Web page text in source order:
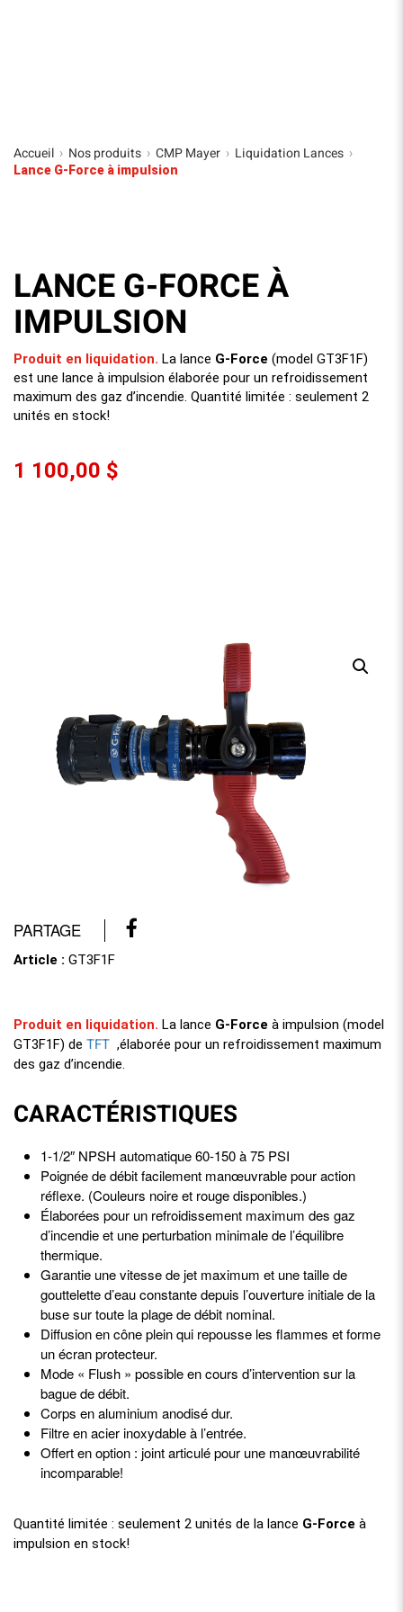
Accueil › Nos produits › CMP Mayer › Liquidation Lances ›
Lance G-Force à impulsion
LANCE G-FORCE À
IMPULSION
Produit en liquidation. La lance G-Force (model GT3F1F)
est une lance à impulsion élaborée pour un refroidissement
maximum des gaz d’incendie. Quantité limitée : seulement 2
unités en stock!
PARTAGE
Article : GT3F1F
Produit en liquidation. La lance G-Force à impulsion (model
GT3F1F) de TFT ,élaborée pour un refroidissement maximum
des gaz d’incendie.
CARACTÉRISTIQUES
1-1/2″ NPSH automatique 60-150 à 75 PSI
Poignée de débit facilement manœuvrable pour action
réflexe. (Couleurs noire et rouge disponibles.)
Élaborées pour un refroidissement maximum des gaz
d’incendie et une perturbation minimale de l’équilibre
thermique.
Garantie une vitesse de jet maximum et une taille de
gouttelette d’eau constante depuis l’ouverture initiale de la
buse sur toute la plage de débit nominal.
Diffusion en cône plein qui repousse les flammes et forme
un écran protecteur.
Mode « Flush » possible en cours d’intervention sur la
bague de débit.
Corps en aluminium anodisé dur.
Filtre en acier inoxydable à l’entrée.
Offert en option : joint articulé pour une manœuvrabilité
incomparable!
Quantité limitée : seulement 2 unités de la lance G-Force à
impulsion en stock!
1 100,00 $